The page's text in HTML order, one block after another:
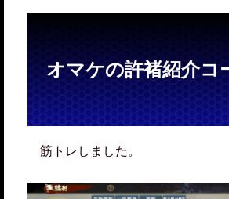
オマケの許褚紹介コ
筋トレしました。